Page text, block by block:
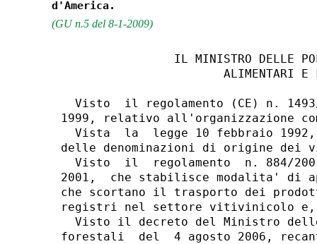
(GU n.5 del 8-1-2009)
IL MINISTRO DELLE
ALIMENTARI E
Visto  il regolamento (CE) n.
1999, relativo all'organizzazione
Vista  la  legge 10 febbraio
delle denominazioni di origine dei
Visto  il  regolamento  n. 884/
2001,  che stabilisce modalita' di
che scortano il trasporto dei
registri nel settore vitivinicolo
Visto il decreto del Ministro
forestali  del  4 agosto 2006,